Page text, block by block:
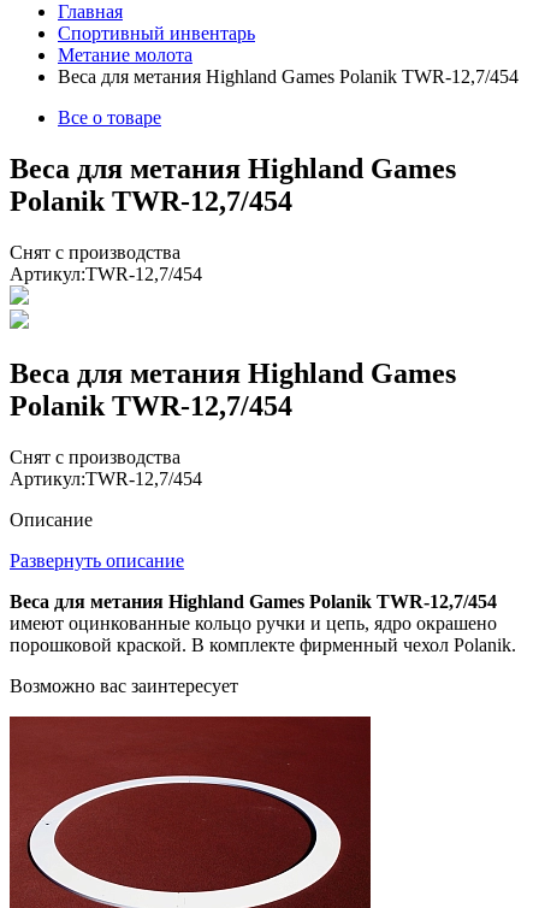
Главная
Спортивный инвентарь
Метание молота
Веса для метания Highland Games Polanik TWR-12,7/454
Все о товаре
Веса для метания Highland Games
Polanik TWR-12,7/454
Снят с производства
Артикул:TWR-12,7/454
Веса для метания Highland Games
Polanik TWR-12,7/454
Снят с производства
Артикул:TWR-12,7/454
Описание
Развернуть описание
Веса для метания Highland Games Polanik TWR-12,7/454
имеют оцинкованные кольцо ручки и цепь, ядро окрашено
порошковой краской. В комплекте фирменный чехол Polanik.
Возможно вас заинтересует